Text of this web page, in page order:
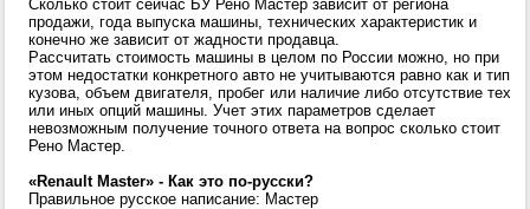
Сколько стоит сейчас БУ Рено Мастер зависит от региона
продажи, года выпуска машины, технических характеристик и
конечно же зависит от жадности продавца.
Рассчитать стоимость машины в целом по России можно, но при
этом недостатки конкретного авто не учитываются равно как и тип
кузова, объем двигателя, пробег или наличие либо отсутствие тех
или иных опций машины. Учет этих параметров сделает
невозможным получение точного ответа на вопрос сколько стоит
Рено Мастер.
«Renault Master» - Как это по-русски?
Правильное русское написание: Мастер